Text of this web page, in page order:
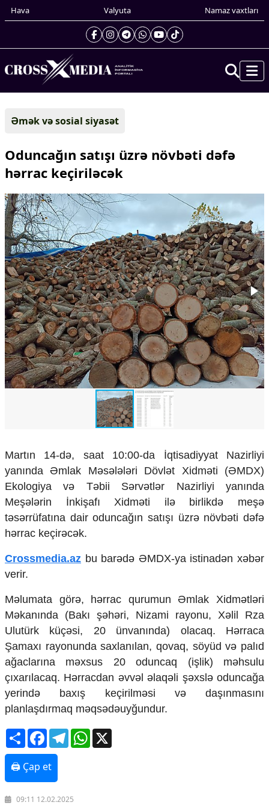
Hava Valyuta Namaz vaxtları
Gündəm
Xarici xəbərlər
Cənubi Qafqaz
Yaxın Şərq
Avropa
Amerika
Asiya
Afrika
Çarpaz baxış
Təhlil
Siyasi
Geosiyasi
İqtisadi
Sosioloji
Araşdırma
Multimedia
Podcast
Humanitar
Elm və təhsil
Mədəniyyət
Diaspor
Yüksəliş hekayəsi
Zəfər Diasporu
Səhiyyə
Turizm
İqtisadiyyat
İqtisadi xəbərlər
Energetika
Neft-qaz
Əmək və sosial siyasət
Kənd təsərrüfatı
Hərbi sənaye
COP29
Crossmedia.az - 1 yaş
Siyasət
Əmək və sosial siyasət
Oduncağın satışı üzrə növbəti dəfə
hərrac keçiriləcək
Martın 14-də, saat 10:00-da İqtisadiyyat Nazirliyi
yanında Əmlak Məsələləri Dövlət Xidməti (ƏMDX)
Ekologiya və Təbii Sərvətlər Nazirliyi yanında
Meşələrin İnkişafı Xidməti ilə birlikdə meşə
təsərrüfatına dair oduncağın satışı üzrə növbəti dəfə
hərrac keçirəcək.
Crossmedia.az bu barədə ƏMDX-ya istinadən xəbər
verir.
Məlumata görə, hərrac qurumun Əmlak Xidmətləri
Məkanında (Bakı şəhəri, Nizami rayonu, Xəlil Rza
Ulutürk küçəsi, 20 ünvanında) olacaq. Hərraca
Şamaxı rayonunda saxlanılan, qovaq, söyüd və palıd
ağaclarına məxsus 20 oduncaq (işlik) məhsulu
çıxarılacaq. Hərracdan əvvəl əlaqəli şəxslə oduncağa
yerində baxış keçirilməsi və daşınmasını
planlaşdırmaq məqsədəuyğundur.
ShareFacebookTelegramWhatsApp
🖨 Çap et
09:11 12.02.2025